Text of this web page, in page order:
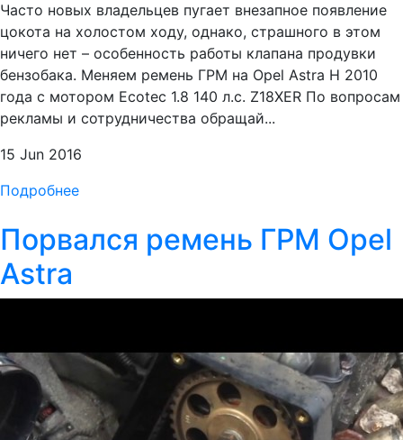
Часто новых владельцев пугает внезапное появление
цокота на холостом ходу, однако, страшного в этом
ничего нет – особенность работы клапана продувки
бензобака. Меняем ремень ГРМ на Opel Astra H 2010
года с мотором Ecotec 1.8 140 л.с. Z18XER По вопросам
рекламы и сотрудничества обращай...
15 Jun 2016
Подробнее
Порвался ремень ГРМ Opel
Astra